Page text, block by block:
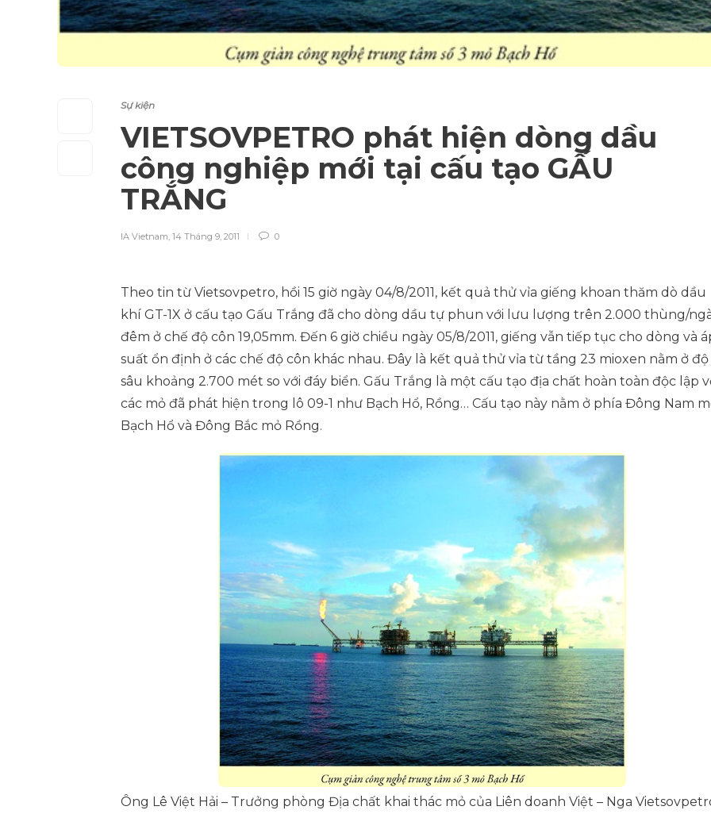
Sự kiện
VIETSOVPETRO phát hiện dòng dầu
công nghiệp mới tại cấu tạo GẤU
TRẮNG
IA Vietnam, 14 Tháng 9, 2011 0
Theo tin từ Vietsovpetro, hồi 15 giờ ngày 04/8/2011, kết quả thử vỉa giếng khoan thăm dò dầu
khí GT-1X ở cấu tạo Gấu Trắng đã cho dòng dầu tự phun với lưu lượng trên 2.000 thùng/
đêm ở chế độ côn 19,05mm. Đến 6 giờ chiều ngày 05/8/2011, giếng vẫn tiếp tục cho dòng và
suất ổn định ở các chế độ côn khác nhau. Đây là kết quả thử vỉa từ tầng 23 mioxen nằm ở độ
sâu khoảng 2.700 mét so với đáy biển. Gấu Trắng là một cấu tạo địa chất hoàn toàn độc lập
các mỏ đã phát hiện trong lô 09-1 như Bạch Hổ, Rồng… Cấu tạo này nằm ở phía Đông Nam
Bạch Hổ và Đông Bắc mỏ Rồng.
Ông Lê Việt Hải – Trưởng phòng Địa chất khai thác mỏ của Liên doanh Việt – Nga